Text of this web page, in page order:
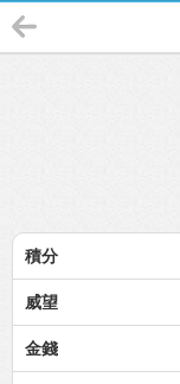
積分
威望
金錢